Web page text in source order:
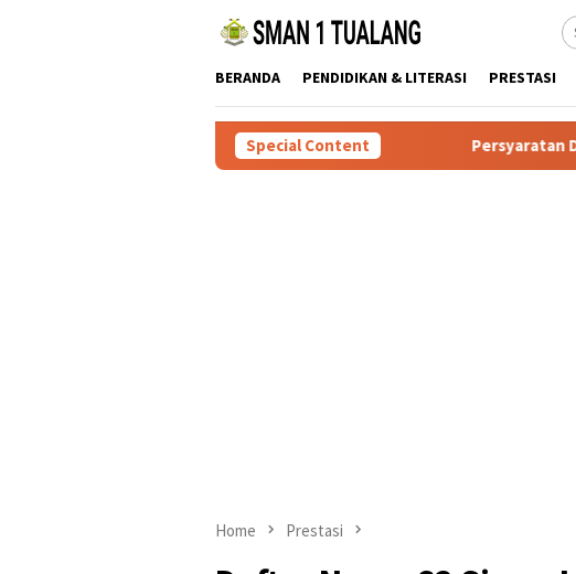
BERANDA PENDIDIKAN & LITERASI PRESTASI
Special Content Persyaratan Daftar
Home Prestasi